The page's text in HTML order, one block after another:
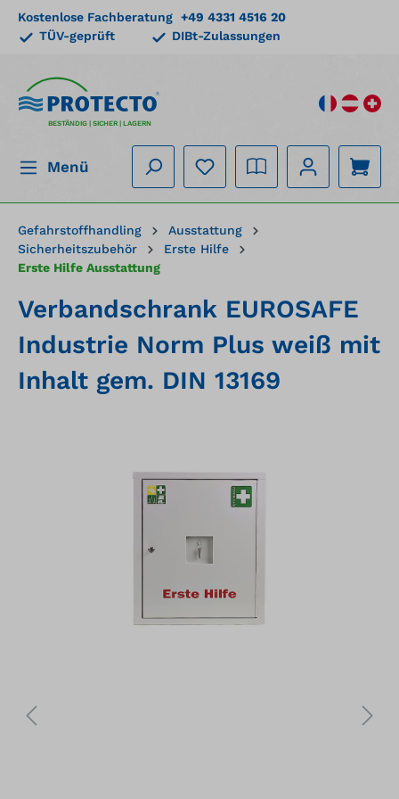
springen
Kostenlose Fachberatung +49 4331 4516 20
TÜV-geprüft
DIBt-Zulassungen
BESTÄNDIG | SICHER | LAGERN
Menü
Gefahrstoffhandling
Ausstattung
Sicherheitszubehör
Erste Hilfe
Erste Hilfe Ausstattung
Verbandschrank EUROSAFE
Industrie Norm Plus weiß mit
Inhalt gem. DIN 13169